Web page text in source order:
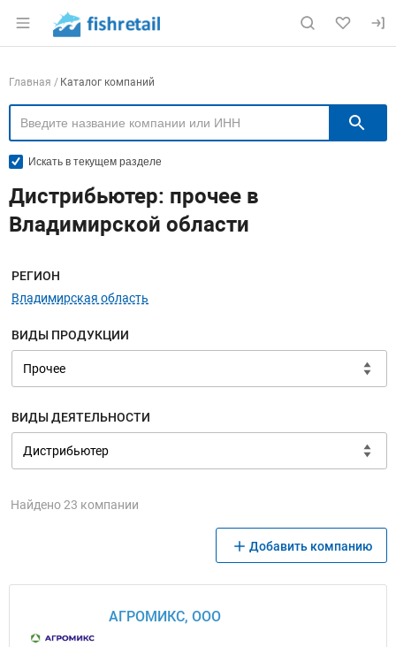
Раздел навигации по сайту fishretail.ru
Навигация по компаниям
Главная Каталог компаний
Искать в текущем разделе
Дистрибьютер: прочее в
Владимирской области
Меню навигации
РЕГИОН
Владимирская область
ВИДЫ ПРОДУКЦИИ
ВИДЫ ДЕЯТЕЛЬНОСТИ
Найдено 23 компании
Добавить компанию
АГРОМИКС, ООО